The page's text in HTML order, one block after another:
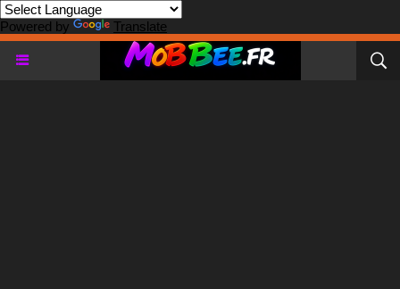
Powered by Translate